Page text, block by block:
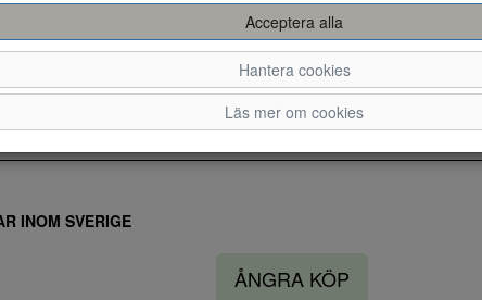
36
INOM SVERIGE
ÅNGRA KÖP
Acceptera alla
Hantera cookies
Läs mer om cookies